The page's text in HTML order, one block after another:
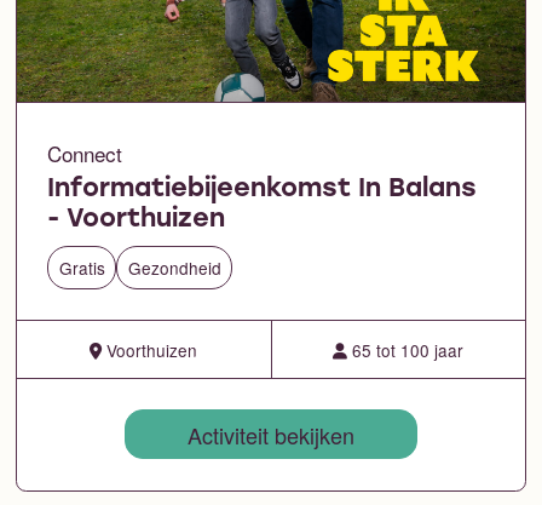
Connect
Informatiebijeenkomst In Balans
- Voorthuizen
Gratis Gezondheid
Voorthuizen 65 tot 100 jaar
Activiteit bekijken